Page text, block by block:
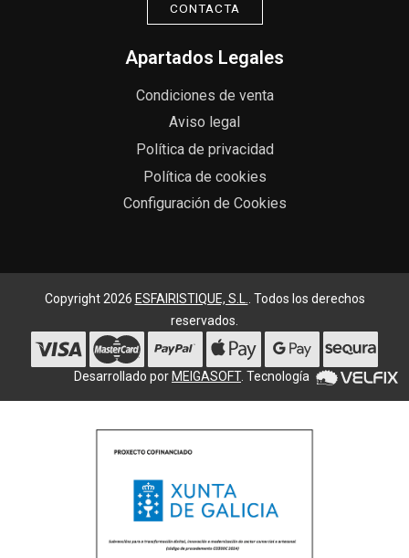
CONTACTA
Apartados Legales
Condiciones de venta
Aviso legal
Política de privacidad
Política de cookies
Configuración de Cookies
Copyright 2026 ESFAIRISTIQUE, S.L.. Todos los derechos
reservados.
Desarrollado por MEIGASOFT. Tecnología